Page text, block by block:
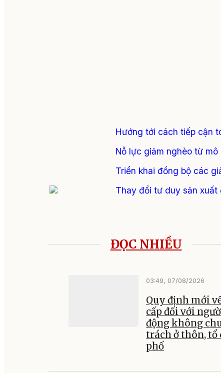
Hướng tới cách tiếp cận
Nỗ lực giảm nghèo từ
Triển khai đồng bộ các
Thay đổi tư duy sản xuất
ĐỌC NHIỀU
03:49, 07/08/2026
Quy định mới
cấp đối với
động không
trách ở thôn, tổ
phố